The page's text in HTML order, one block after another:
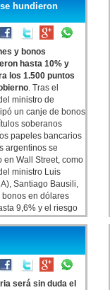
hundieron
y bonos
hasta 10% y
los 1.500 puntos
. Tras el
ministro de
un canje de bonos
soberanos
papeles bancarios
argentinos se
en Wall Street, como
ministro Luis
Santiago Bausili,
bonos en dólares
9,6% y el riesgo
será sin duda el